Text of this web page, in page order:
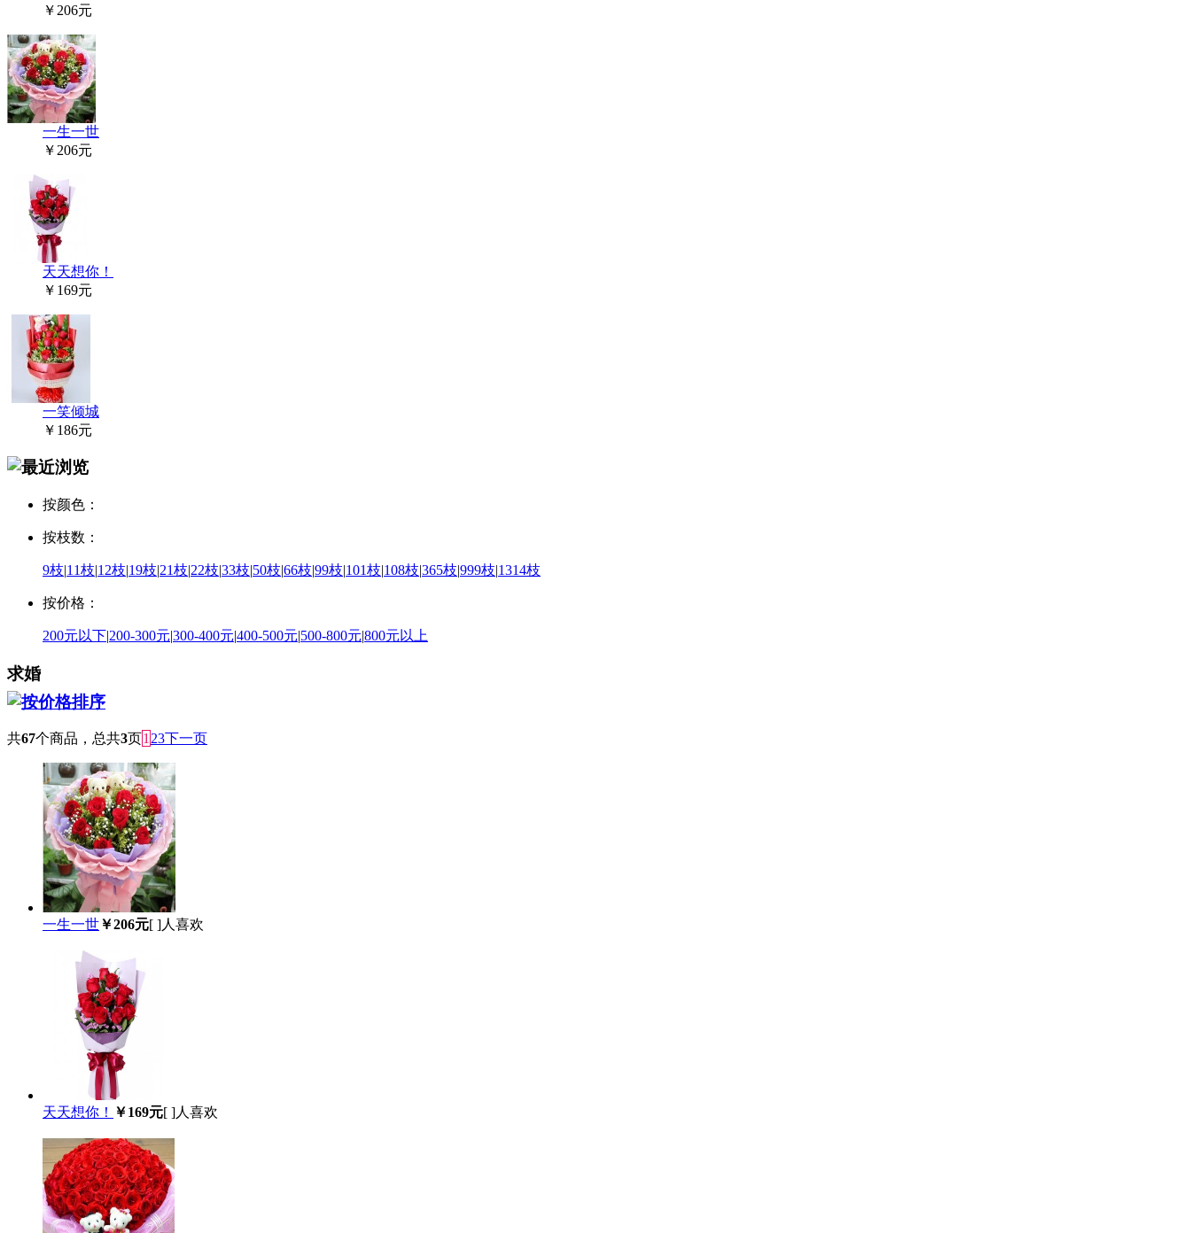
￥206元
一生一世
￥206元
天天想你！
￥169元
一笑倾城
￥186元
按颜色：
按枝数：
9枝|11枝|12枝|19枝|21枝|22枝|33枝|50枝|66枝|99枝|101枝|108枝|365枝|999枝|1314枝
按价格：
200元以下|200-300元|300-400元|400-500元|500-800元|800元以上
求婚
共67个商品，总共3页1 23下一页
一生一世￥206元[ ]人喜欢
天天想你！ ￥169元[ ]人喜欢